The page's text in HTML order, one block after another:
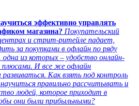
эффективно управлять
магазина? Покупательский
и стрит-ритейле падает,
за покупками в офлайн по ряду
из которых – удобство онлайн-
плюсами. И все же офлайн
Как взять под контроль
правильно рассчитывать и
людей, которое приходит в
они были прибыльными?